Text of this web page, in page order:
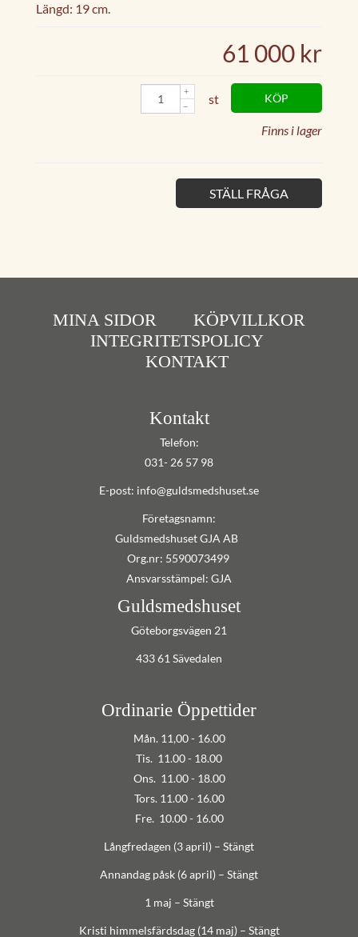
Längd: 19 cm.
61 000 kr
KÖP
st
Finns i lager
STÄLL FRÅGA
MINA SIDOR
KÖPVILLKOR
INTEGRITETSPOLICY
KONTAKT
Kontakt
Telefon:
031- 26 57 98
E-post: info@guldsmedshuset.se
Företagsnamn:
Guldsmedshuset GJA AB
Org.nr: 5590073499
Ansvarsstämpel: GJA
Guldsmedshuset
Göteborgsvägen 21
433 61 Sävedalen
Ordinarie Öppettider
Mån. 11,00 - 16.00
Tis. 11.00 - 18.00
Ons. 11.00 - 18.00
Tors. 11.00 - 16.00
Fre. 10.00 - 16.00
Långfredagen (3 april) – Stängt
Annandag påsk (6 april) – Stängt
1 maj – Stängt
Kristi himmelsfärdsdag (14 maj) – Stängt